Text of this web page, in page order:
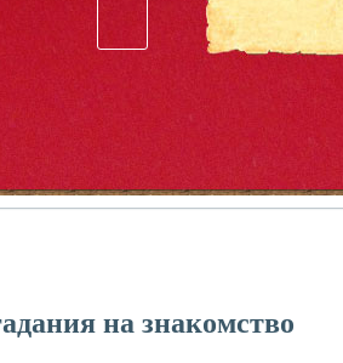
на знакомство